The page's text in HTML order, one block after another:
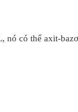
có thể axit-